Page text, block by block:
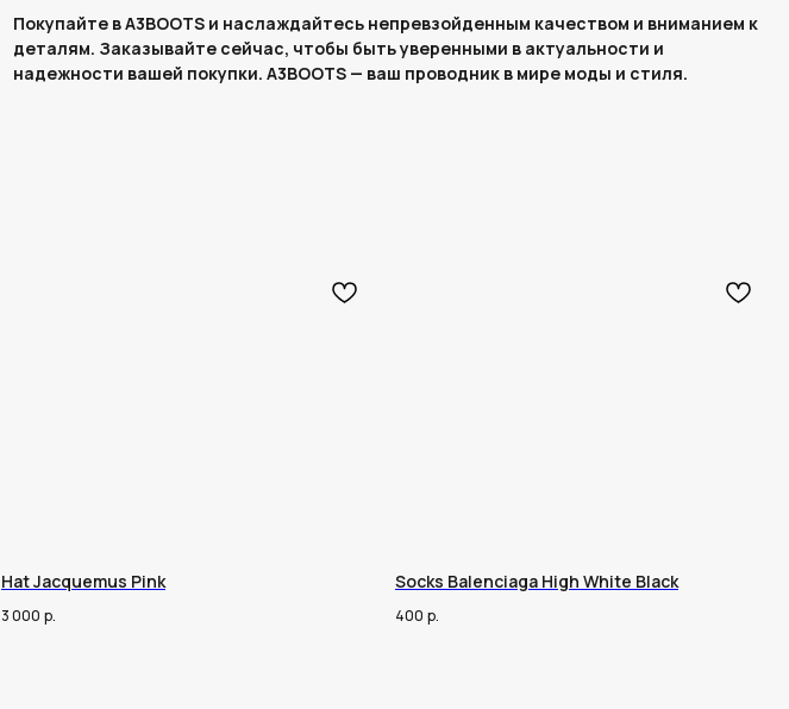
Покупайте в A3BOOTS и наслаждайтесь непревзойденным качеством и вниманием к
деталям. Заказывайте сейчас, чтобы быть уверенными в актуальности и
надежности вашей покупки. A3BOOTS — ваш проводник в мире моды и стиля.
Hat Jacquemus Pink
3 000 р.
Socks Balenciaga High White Black
400 р.